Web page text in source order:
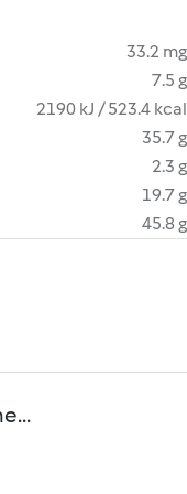
33.2 mg
7.5 g
2190 kJ / 523.4 kcal
35.7 g
2.3 g
19.7 g
45.8 g